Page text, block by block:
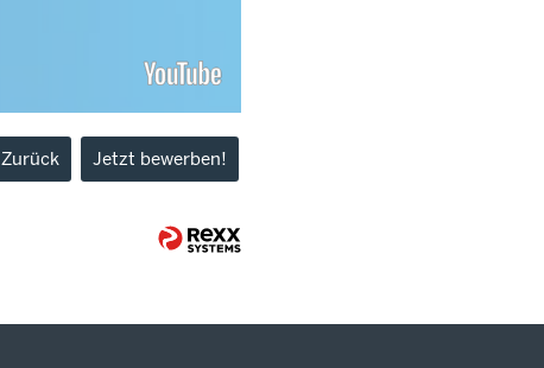
Zurück Jetzt bewerben!